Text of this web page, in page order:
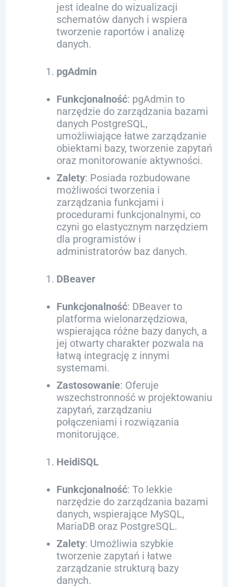
jest idealne do wizualizacji
schematów danych i wspiera
tworzenie raportów i analizę
danych.
pgAdmin
Funkcjonalność: pgAdmin to
narzędzie do zarządzania bazami
danych PostgreSQL,
umożliwiające łatwe zarządzanie
obiektami bazy, tworzenie zapytań
oraz monitorowanie aktywności.
Zalety: Posiada rozbudowane
możliwości tworzenia i
zarządzania funkcjami i
procedurami funkcjonalnymi, co
czyni go elastycznym narzędziem
dla programistów i
administratorów baz danych.
DBeaver
Funkcjonalność: DBeaver to
platforma wielonarzędziowa,
wspierająca różne bazy danych, a
jej otwarty charakter pozwala na
łatwą integrację z innymi
systemami.
Zastosowanie: Oferuje
wszechstronność w projektowaniu
zapytań, zarządzaniu
połączeniami i rozwiązania
monitorujące.
HeidiSQL
Funkcjonalność: To lekkie
narzędzie do zarządzania bazami
danych, wspierające MySQL,
MariaDB oraz PostgreSQL.
Zalety: Umożliwia szybkie
tworzenie zapytań i łatwe
zarządzanie strukturą bazy
danych.